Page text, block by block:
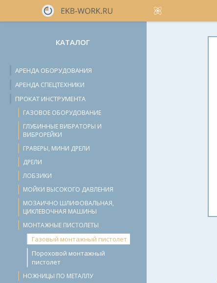
КАТАЛОГ
АРЕНДА ОБОРУДОВАНИЯ
АРЕНДА СПЕЦТЕХНИКИ
ПРОКАТ ИНСТРУМЕНТА
ГАЗОВОЕ ОБОРУДОВАНИЕ
ГЛУБИННЫЕ ВИБРАТОРЫ И
ВИБРОРЕЙКИ
ГРАВЕРЫ, МИНИ ДРЕЛИ
ДРЕЛИ
ЛОБЗИКИ
МОЙКИ ВЫСОКОГО ДАВЛЕНИЯ
МОЗАИЧНО ШЛИФОВАЛЬНАЯ,
ЦИКЛЕВОЧНАЯ МАШИНЫ
МОНТАЖНЫЕ ПИСТОЛЕТЫ
Газовый монтажный пистолет
Пороховой монтажный
пистолет
НОЖНИЦЫ ПО МЕТАЛЛУ